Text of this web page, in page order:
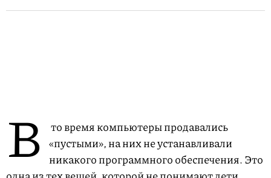
В
то время компьютеры продавались
«пустыми», на них не устанавливали
никакого программного обеспечения. Это